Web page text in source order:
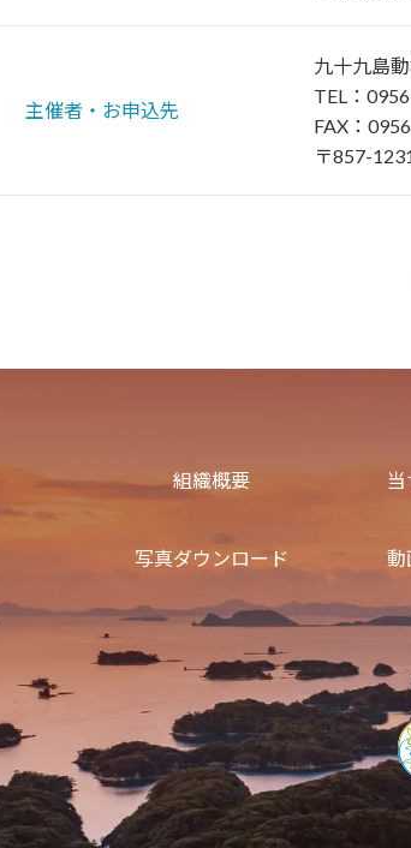
主催者・お申込先
九十九島
TEL：
FAX：
〒857-
組織概要 当
写真ダウンロード 動